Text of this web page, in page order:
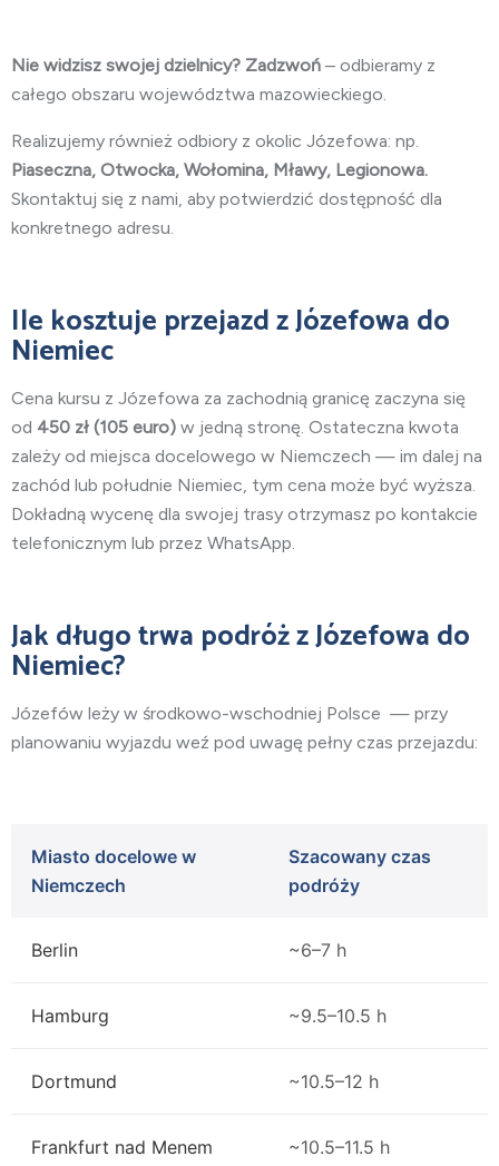
Nie widzisz swojej dzielnicy? Zadzwoń – odbieramy z
całego obszaru województwa mazowieckiego.
Realizujemy również odbiory z okolic Józefowa: np.
Piaseczna, Otwocka, Wołomina, Mławy, Legionowa.
Skontaktuj się z nami, aby potwierdzić dostępność dla
konkretnego adresu.
Ile kosztuje przejazd z Józefowa do
Niemiec
Cena kursu z Józefowa za zachodnią granicę zaczyna się
od 450 zł (105 euro) w jedną stronę. Ostateczna kwota
zależy od miejsca docelowego w Niemczech — im dalej na
zachód lub południe Niemiec, tym cena może być wyższa.
Dokładną wycenę dla swojej trasy otrzymasz po kontakcie
telefonicznym lub przez WhatsApp.
Jak długo trwa podróż z Józefowa do
Niemiec?
Józefów leży w środkowo-wschodniej Polsce — przy
planowaniu wyjazdu weź pod uwagę pełny czas przejazdu:
Miasto docelowe w
Niemczech
Szacowany czas
podróży
Berlin ~6–7 h
Hamburg ~9.5–10.5 h
Dortmund ~10.5–12 h
Frankfurt nad Menem ~10.5–11.5 h